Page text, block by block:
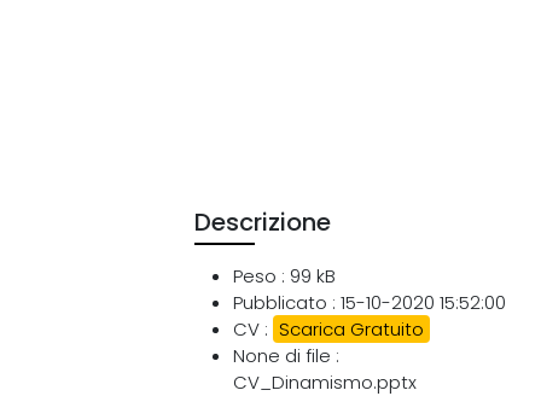
Descrizione
Peso : 99 kB
Pubblicato : 15-10-2020 15:52:00
CV : Scarica Gratuito
None di file :
CV_Dinamismo.pptx